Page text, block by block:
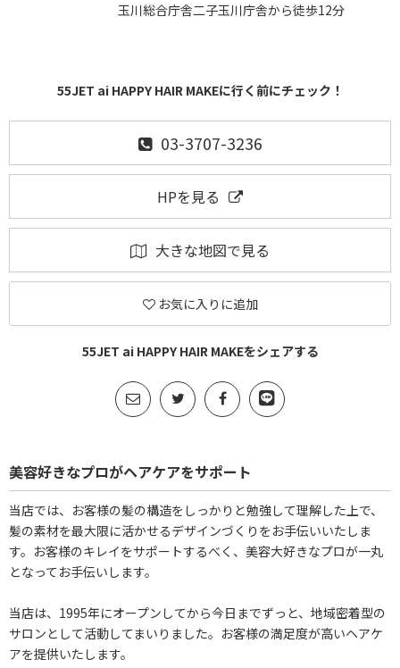
玉川総合庁舎二子玉川庁舎から徒歩12分
55JET ai HAPPY HAIR MAKEに行く前にチェック！
03-3707-3236
HPを見る
大きな地図で見る
お気に入りに追加
55JET ai HAPPY HAIR MAKEをシェアする
美容好きなプロがヘアケアをサポート
当店では、お客様の髪の構造をしっかりと勉強して理解した上で、
髪の素材を最大限に活かせるデザインづくりをお手伝いいたしま
す。お客様のキレイをサポートするべく、美容大好きなプロが一丸
となってお手伝いします。
当店は、1995年にオープンしてから今日までずっと、地域密着型の
サロンとして活動してまいりました。お客様の満足度が高いヘアケ
アを提供いたします。